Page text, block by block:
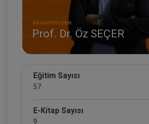
Akademisyen
Prof. Dr. Öz SEÇER
Eğitim Sayısı
57
E-Kitap Sayısı
9